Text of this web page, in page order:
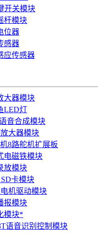
开关模块
杆模块
位器
感器
应传感器
大器模块
LED灯
音合成模块
大器模块
8路舵机扩展板
电磁铁模块
放模块
卡模块
机驱动模块
报模块
模块*
语音识别控制模块